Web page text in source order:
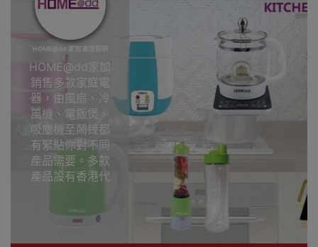
HOME@dd 家加 家居照明
HOME@dd家加
銷售多款家庭電
器，由風扇、冷
風機、電飯煲、
吸塵機至鬧鐘都
有緊貼你對不同
產品需要。多款
產品設有香港代
理一年保用
HOME@dd 家加